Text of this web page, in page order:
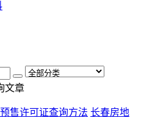
文章
长春房地